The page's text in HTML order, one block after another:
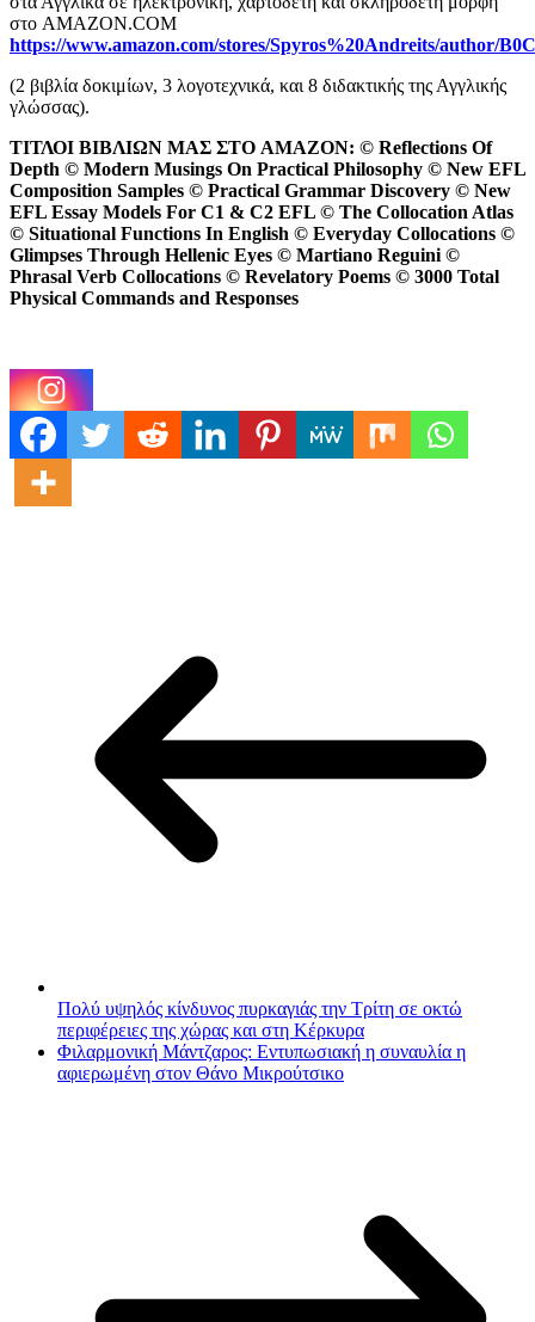
στο AMAZON.COM
https://www.amazon.com/stores/Spyros%20Andreits/author/B0
(2 βιβλία δοκιμίων, 3 λογοτεχνικά, και 8 διδακτικής της Αγγλικής
γλώσσας).
ΤΙΤΛΟΙ ΒΙΒΛΙΩΝ ΜΑΣ ΣΤΟ ΑΜΑΖΟΝ: © Reflections Of
Depth © Modern Musings On Practical Philosophy © New EFL
Composition Samples © Practical Grammar Discovery © New
EFL Essay Models For C1 & C2 EFL © The Collocation Atlas
© Situational Functions In English © Everyday Collocations ©
Glimpses Through Hellenic Eyes © Martiano Reguini ©
Phrasal Verb Collocations © Revelatory Poems © 3000 Total
Physical Commands and Responses
Πολύ υψηλός κίνδυνος πυρκαγιάς την Τρίτη σε οκτώ
περιφέρειες της χώρας και στη Κέρκυρα
Φιλαρμονική Μάντζαρος: Εντυπωσιακή η συναυλία η
αφιερωμένη στον Θάνο Μικρούτσικο